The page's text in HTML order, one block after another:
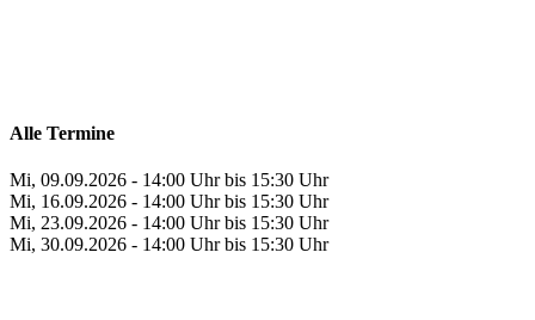
Alle Termine
Mi, 09.09.2026 - 14:00 Uhr bis 15:30 Uhr
Mi, 16.09.2026 - 14:00 Uhr bis 15:30 Uhr
Mi, 23.09.2026 - 14:00 Uhr bis 15:30 Uhr
Mi, 30.09.2026 - 14:00 Uhr bis 15:30 Uhr